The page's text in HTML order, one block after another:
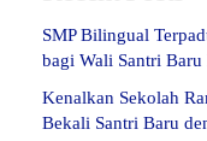
SMP Bilingual
bagi Wali Santri
Kenalkan Sekolah
Bekali Santri Baru